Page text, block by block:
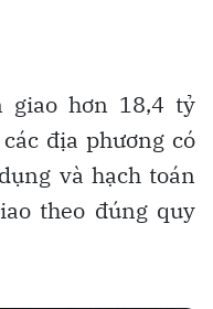
hơn 18,4 tỷ
địa phương có
và hạch toán
theo đúng quy